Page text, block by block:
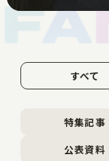
すべて
特集記事
公表資料